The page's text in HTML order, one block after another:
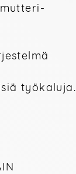
työkaluja.